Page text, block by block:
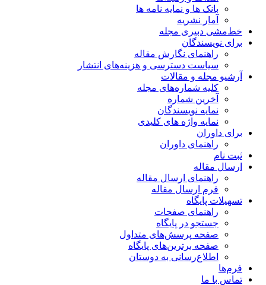
بانک ها و نمایه نامه ها
آمار نشریه
خط‌مشی دبیری مجله
برای نویسندگان
راهنمای نگارش مقاله
سیاست دسترسی و هزینه‌های انتشار
آرشیو مجله و مقالات
کلیه شماره‌های مجله
آخرین شماره
نمایه نویسندگان
نمایه واژه های کلیدی
برای داوران
راهنمای داوران
ثبت نام
ارسال مقاله
راهنمای ارسال مقاله
فرم ارسال مقاله
تسهیلات پایگاه
راهنمای صفحات
جستجو در پایگاه
صفحه پرسش‌های متداول
صفحه برترین‌های پایگاه
اطلاع‌رسانی به دوستان
فرم‌ها
تماس با ما